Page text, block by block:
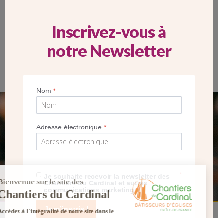
SEUL VOTRE DON
NOUS PERMET D’AGIR
FAIRE UN DON
Inscrivez-vous à
notre Newsletter
Nom*
Adresse électronique*
Je souhaite recevoir la newsletter des
Chantiers du Cardinal et autres
communications marketing
Je m’inscris !